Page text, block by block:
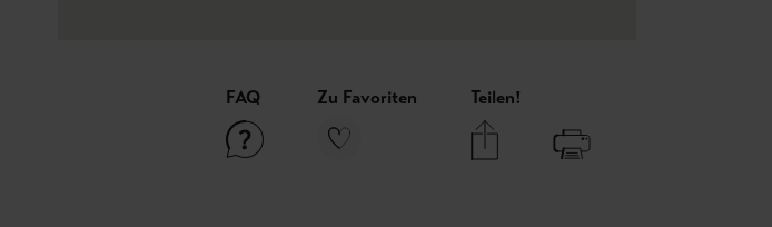
FAQ Zu Favoriten Teilen!